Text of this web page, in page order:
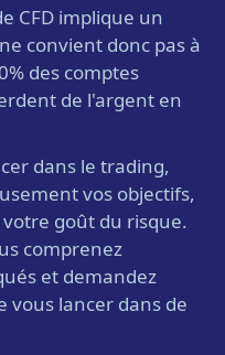
CFD implique un
convient donc pas à
des comptes
de l'argent en
dans le trading,
vos objectifs,
goût du risque.
comprenez
et demandez
vous lancer dans de